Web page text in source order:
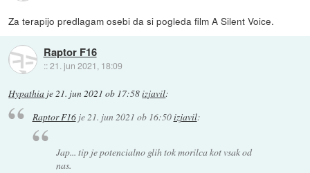
Za terapijo predlagam osebi da si pogleda film A Silent Voice.
Raptor F16
::21. jun 2021, 18:09
Hypathia je21. jun 2021 ob 17:58izjavil:
Raptor F16je 21. jun 2021 ob 16:50izjavil:
Jap... tip je potencialno glih tok morilca kot vsak od
nas.